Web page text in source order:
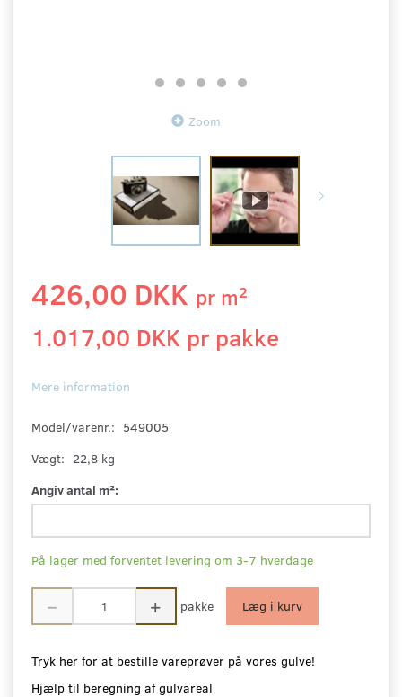
Zoom
426,00 DKK pr m2
1.017,00 DKK pr pakke
Mere information
Model/varenr.: 549005
Vægt: 22,8 kg
Angiv antal m²:
På lager med forventet levering om 3-7 hverdage
pakke Læg i kurv
Tryk her for at bestille vareprøver på vores gulve!
Hjælp til beregning af gulvareal